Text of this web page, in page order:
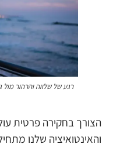
רגע של שלווה והרהור מול
הצורך בחקירה פרטית
והאינטואיציה שלנו